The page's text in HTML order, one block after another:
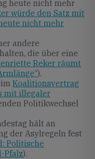
heute nicht mehr
würde den Satz mit
nicht mehr
andere
die über eine
Reker räumt
).
Koalitionsvertrag
mit illegaler
Politikwechsel
hält an
der Asylregeln fest
Politische
Pfalz).